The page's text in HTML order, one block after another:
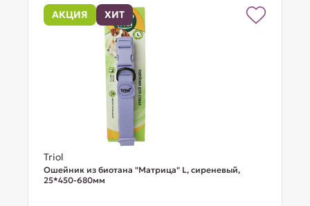
АКЦИЯ ХИТ
Triol
Ошейник из биотана "Матрица" L, сиреневый,
25*450-680мм